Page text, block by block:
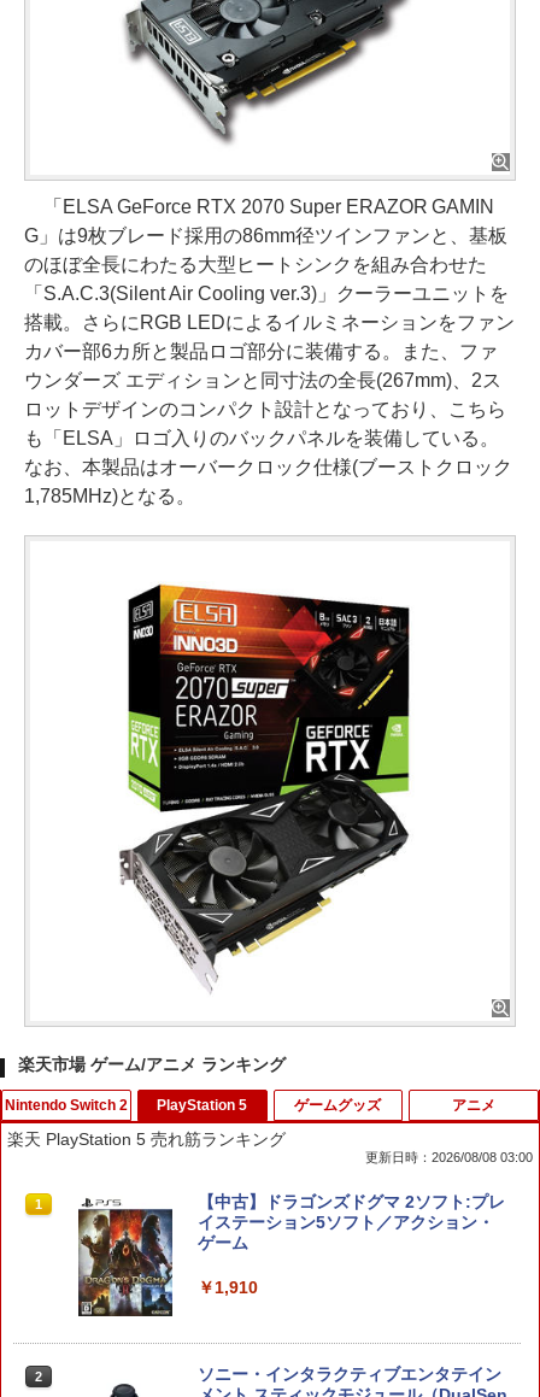
「ELSA GeForce RTX 2070 Super ERAZOR GAMIN
G」は9枚ブレード採用の86mm径ツインファンと、基板
のほぼ全長にわたる大型ヒートシンクを組み合わせた
「S.A.C.3(Silent Air Cooling ver.3)」クーラーユニットを
搭載。さらにRGB LEDによるイルミネーションをファン
カバー部6カ所と製品ロゴ部分に装備する。また、ファ
ウンダーズ エディションと同寸法の全長(267mm)、2ス
ロットデザインのコンパクト設計となっており、こちら
も「ELSA」ロゴ入りのバックパネルを装備している。
なお、本製品はオーバークロック仕様(ブーストクロック
1,785MHz)となる。
楽天市場 ゲーム/アニメ ランキング
Nintendo Switch 2
1
Switch2 保護フィルム スイッチ2 保護フ
ィルム switch2 フィルム Switch2 ガラ
スフィルム スイッチ2 フィルム ガイド
アクセサリー Nintendo Switch2 ケース
￥1,000
PlayStation 5
楽天 PlayStation 5 売れ筋ランキング
更新日時：2026/08/08 03:00
1
【中古】ドラゴンズドグマ 2ソフト:プレ
イステーション5ソフト／アクション・
ゲーム
￥1,910
2
ソニー・インタラクティブエンタテイン
ゲームグッズ アニメ